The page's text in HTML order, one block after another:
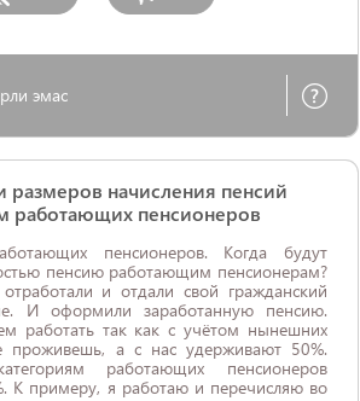
эмас
начисления пенсий
работающих пенсионеров
пенсионеров. Когда будут
пенсию работающим пенсионерам?
и отдали свой гражданский
И оформили заработанную пенсию.
работать так как с учётом нынешних
а с нас удерживают 50%.
работающих пенсионеров
К примеру, я работаю и перечисляю во